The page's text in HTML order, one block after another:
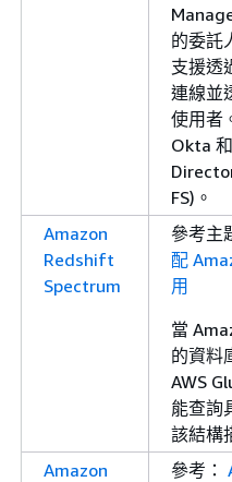
的委託
支援透
連線並
使用者
Okta
FS)。
Amazon
Redshift
Spectrum
參考主
配
用
當
的資料
AWS
能查詢
該結構
Amazon
參考：